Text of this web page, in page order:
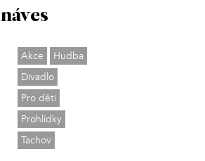
náves
Akce
Hudba
Divadlo
Pro děti
Prohlídky
Tachov